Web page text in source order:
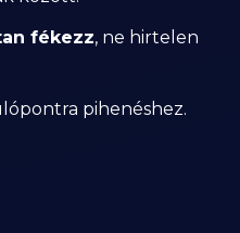
fékezz, ne hirtelen
pihenéshez.